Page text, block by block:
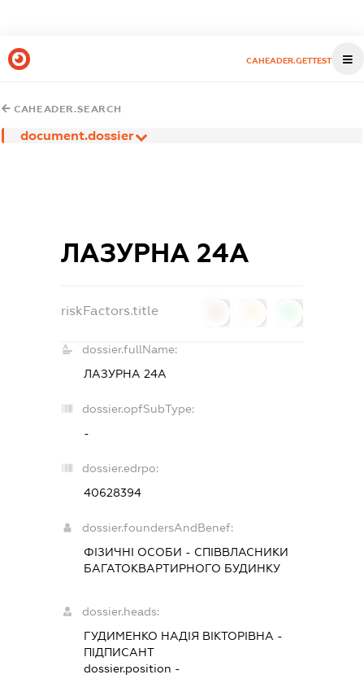
CAHEADER.GETTEST
CAHEADER.SEARCH
document.dossier
ЛАЗУРНА 24А
riskFactors.title
dossier.fullName:
ЛАЗУРНА 24А
dossier.opfSubType:
-
dossier.edrpo:
40628394
dossier.foundersAndBenef:
ФІЗИЧНІ ОСОБИ - СПІВВЛАСНИКИ
БАГАТОКВАРТИРНОГО БУДИНКУ
dossier.heads:
ГУДИМЕНКО НАДІЯ ВІКТОРІВНА -
ПІДПИСАНТ
dossier.position -